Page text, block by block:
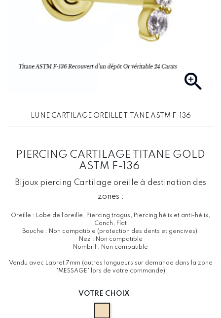

LUNE CARTILAGE OREILLE TITANE ASTM F-136
PIERCING CARTILAGE TITANE GOLD
ASTM F-136
Bijoux piercing Cartilage oreille à destination des
zones :
Oreille : Lobe de l’oreille, Piercing tragus, Piercing hélix et anti-hélix,
Conch, Flat
Bouche : Non compatible (protection des dents et gencives)
Nez : Non compatible
Nombril : Non compatible
Vendu avec Labret 7mm (autres longueurs sur demande dans la zone
"MESSAGE" lors de votre commande)
VOTRE CHOIX
ASTM F-136 GOLD